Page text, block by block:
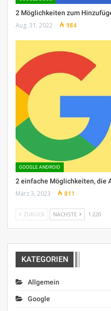
2 Möglichkeiten zum
Aug. 31, 2022 984
GOOGLE ANDROID
2 einfache Möglichkeiten, die
März 3, 2023 811
ZURÜCK NÄCHSTE 1 220
KATEGORIEN
Allgemein
Google